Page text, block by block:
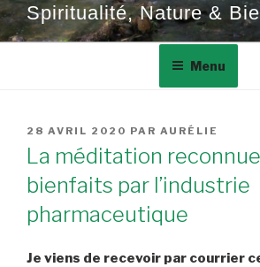
Spiritualité, Nature &
Menu
PUBLIÉ
LE
28 AVRIL 2020 PAR AURÉLIE
La méditation
bienfaits par l’industrie
pharmaceutique
Je viens de recevoir par courrier